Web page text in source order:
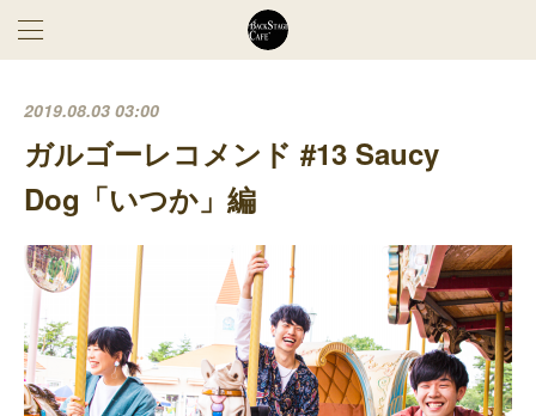
2019.08.03 03:00
ガルゴーレコメンド #13 Saucy
Dog「いつか」編